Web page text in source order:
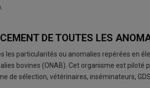
DE TOUTES LES
les particularités ou anomalies repérées en
bovines (ONAB). Cet organisme est piloté
de sélection, vétérinaires, inséminateurs,